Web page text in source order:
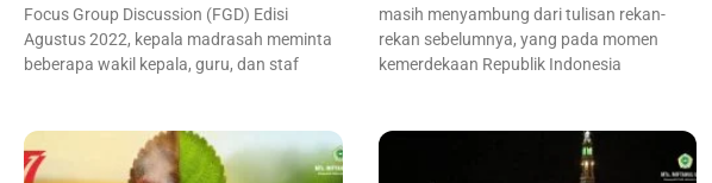
Focus Group Discussion (FGD) Edisi
Agustus 2022, kepala madrasah meminta
beberapa wakil kepala, guru, dan staf
masih menyambung dari tulisan rekan-
rekan sebelumnya, yang pada momen
kemerdekaan Republik Indonesia